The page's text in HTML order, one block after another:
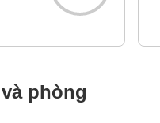
phòng